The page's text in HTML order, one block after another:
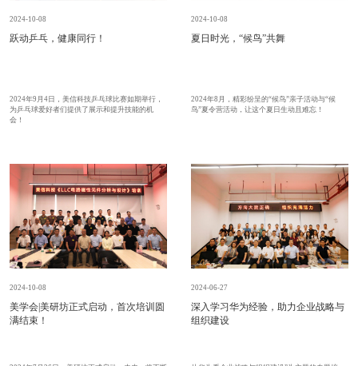
2024-10-08
跃动乒乓，健康同行！
2024年9月4日，美信科技乒乓球比赛如期举行，
为乒乓球爱好者们提供了展示和提升技能的机
会！
2024-10-08
夏日时光，“候鸟”共舞
2024年8月，精彩纷呈的“候鸟”亲子活动与“候
鸟”夏令营活动，让这个夏日生动且难忘！
2024-10-08
美学会|美研坊正式启动，首次培训圆
满结束！
2024-06-27
深入学习华为经验，助力企业战略与
组织建设